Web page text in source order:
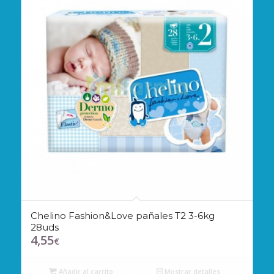
Chelino Fashion&Love pañales T2 3-6kg
28uds
4,55€
Añadir al carrito Mostrar detalles